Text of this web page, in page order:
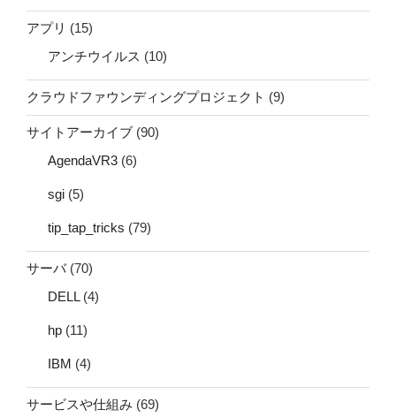
アプリ (15)
アンチウイルス (10)
クラウドファウンディングプロジェクト (9)
サイトアーカイブ (90)
AgendaVR3 (6)
sgi (5)
tip_tap_tricks (79)
サーバ(70)
DELL(4)
hp (11)
IBM (4)
サービスや仕組み (69)